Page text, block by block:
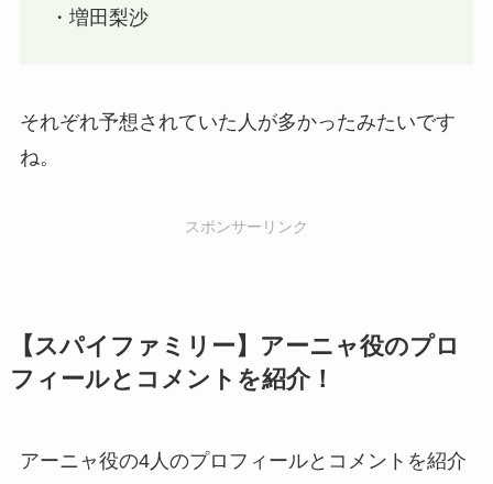
・増田梨沙
それぞれ予想されていた人が多かったみたいです
ね。
スポンサーリンク
【スパイファミリー】アーニャ役のプロ
フィールとコメントを紹介！
アーニャ役の4人のプロフィールとコメントを紹介